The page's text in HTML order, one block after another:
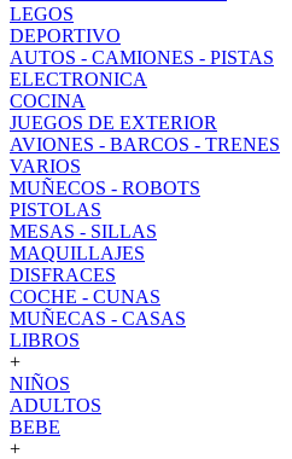
LEGOS
DEPORTIVO
AUTOS - CAMIONES - PISTAS
ELECTRONICA
COCINA
JUEGOS DE EXTERIOR
AVIONES - BARCOS - TRENES
VARIOS
MUÑECOS - ROBOTS
PISTOLAS
MESAS - SILLAS
MAQUILLAJES
DISFRACES
COCHE - CUNAS
MUÑECAS - CASAS
LIBROS
+
NIÑOS
ADULTOS
BEBE
+